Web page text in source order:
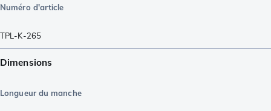
Numéro d'article
TPL-K-265
Dimensions
Longueur du manche